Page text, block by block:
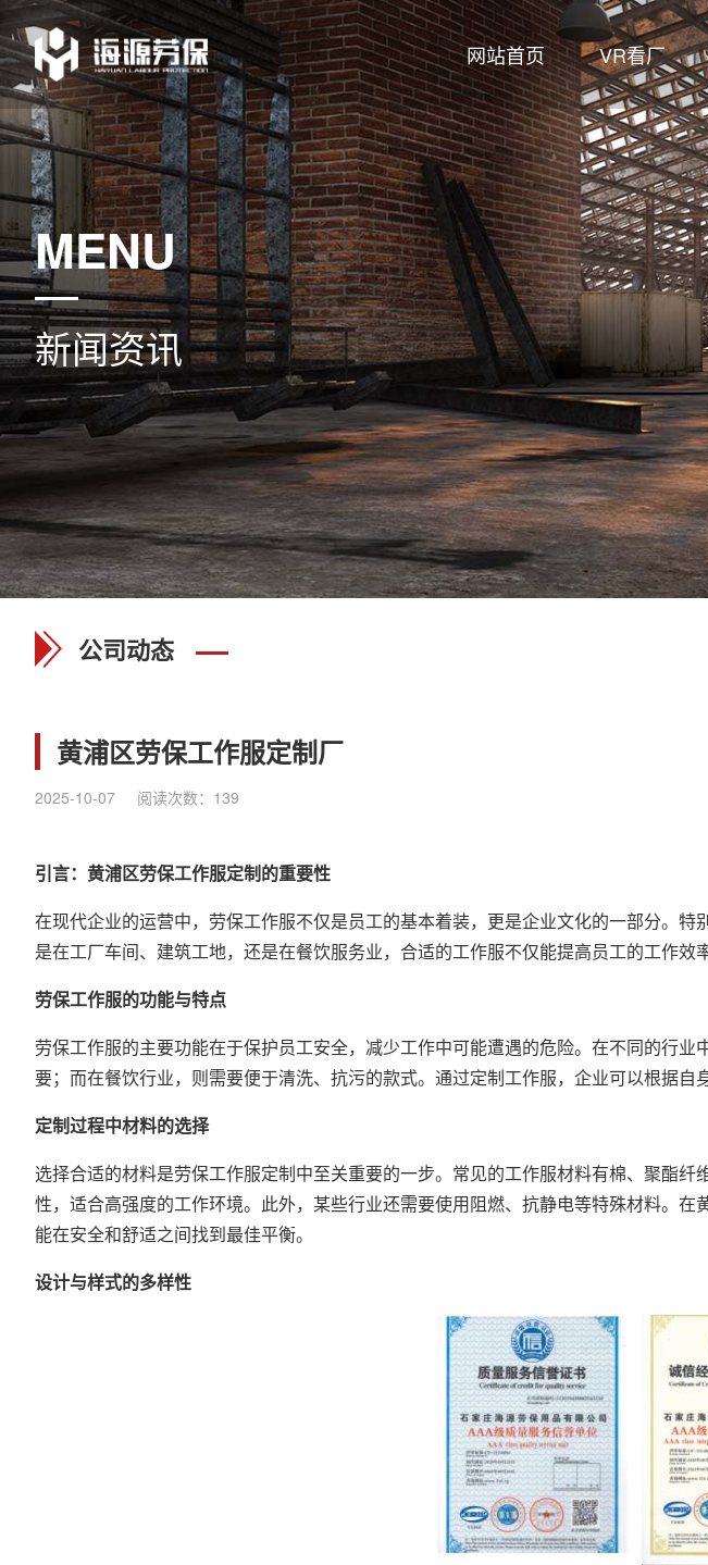
网站首页 VR看厂
MENU
新闻资讯
公司动态
黄浦区劳保工作服定制厂
2025-10-07 阅读次数： 139
引言：黄浦区劳保工作服定制的重要性
在现代企业的运营中， 劳保工作服不仅是员工的基本着装，更是企业文化的一部分。
是在工厂车间、建筑工地，还是在餐饮服务业，合适的工作服不仅能提高员工的工作效
劳保工作服的功能与特点
劳保工作服的主要功能在于保护员工安全，减少工作中可能遭遇的危险。在不同的行
要；而在餐饮行业，则需要便于清洗、抗污的款式。通过定制工作服，企业可以根据自
定制过程中材料的选择
选择合适的材料是劳保工作服定制中至关重要的一步。常见的工作服材料有棉、聚酯
性，适合高强度的工作环境。此外，某些行业还需要使用阻燃、抗静电等特殊材料。
能在安全和舒适之间找到最佳平衡。
设计与样式的多样性